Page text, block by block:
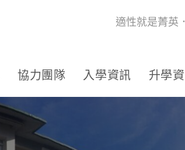
適性就是菁英
協力團隊 入學資訊 升學